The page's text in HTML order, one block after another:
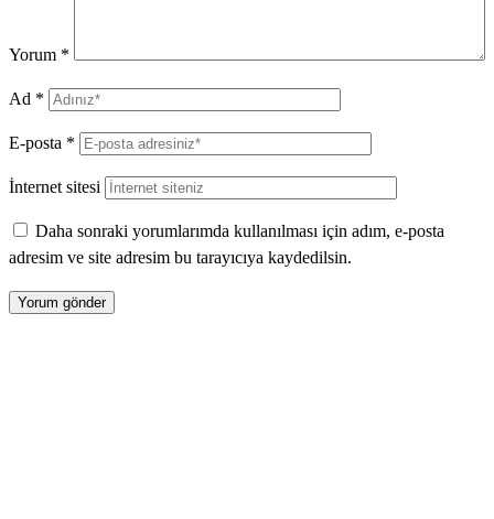
Yorum *
Ad *
E-posta *
İnternet sitesi
Daha sonraki yorumlarımda kullanılması için adım, e-posta
adresim ve site adresim bu tarayıcıya kaydedilsin.